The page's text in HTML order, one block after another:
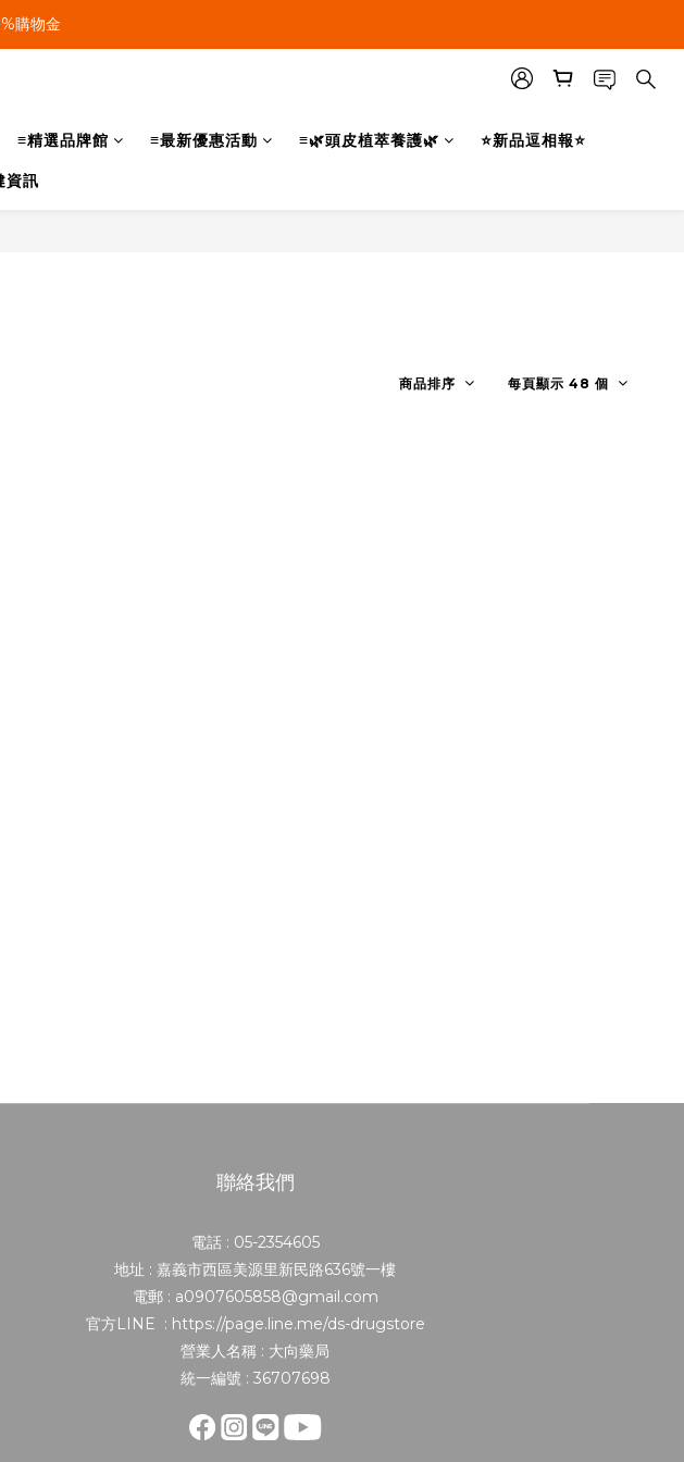
寄免運費
購物金
≡精選品牌館 ≡最新優惠活動 ≡🌿頭皮植萃養護🌿 ⭐新品逗相報⭐
資訊
商品排序 每頁顯示 48 個
聯絡我們
電話 : 05-2354605
地址 : 嘉義市西區美源里新民路636號一樓
電郵 : a0907605858@gmail.com
官方LINE : https://page.line.me/ds-drugstore
營業人名稱 : 大向藥局
統一編號 : 36707698